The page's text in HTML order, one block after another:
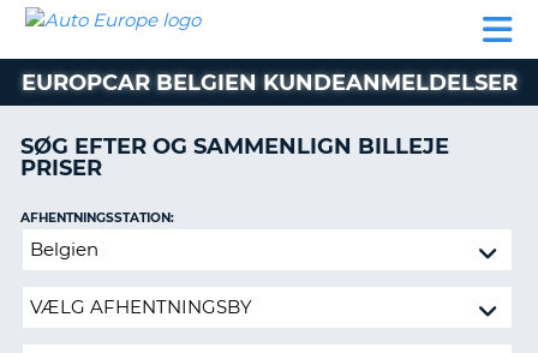
BILUDLEJNING
AUTOCAMPER
AUTO
EUROPE
BILUDLEJNING
AUTOCAMPER
LEJE
SUPPORT
MIN
EUROPCAR BELGIEN KUNDEANMELDELSER
SØG EFTER OG SAMMENLIGN BILLEJE
PRISER
Vil
aflevere
AFHENTNINGSSTATION: